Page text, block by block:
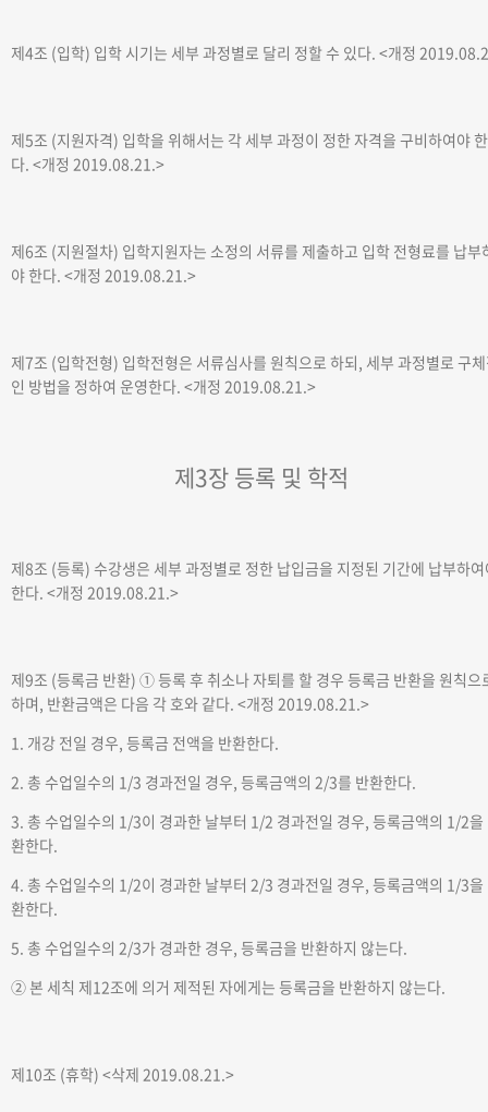
제4조 (입학) 입학 시기는 세부 과정별로 달리 정할 수 있다. <개정
제5조 (지원자격) 입학을 위해서는 각 세부 과정이 정한 자격을 구비하여야 한
다. <개정 2019.08.21.>
제6조 (지원절차) 입학지원자는 소정의 서류를 제출하고 입학 전형료를 납부
야 한다. <개정 2019.08.21.>
제7조 (입학전형) 입학전형은 서류심사를 원칙으로 하되, 세부 과정별로 구
인 방법을 정하여 운영한다. <개정 2019.08.21.>
제3장 등록 및 학적
제8조 (등록) 수강생은 세부 과정별로 정한 납입금을 지정된 기간에 납부하
한다. <개정 2019.08.21.>
제9조 (등록금 반환) ① 등록 후 취소나 자퇴를 할 경우 등록금 반환을 원칙으
하며, 반환금액은 다음 각 호와 같다. <개정 2019.08.21.>
1. 개강 전일 경우, 등록금 전액을 반환한다.
2. 총 수업일수의 1/3 경과전일 경우, 등록금액의 2/3를 반환한다.
3. 총 수업일수의 1/3이 경과한 날부터 1/2 경과전일 경우, 등록금액의 1/2을
환한다.
4. 총 수업일수의 1/2이 경과한 날부터 2/3 경과전일 경우, 등록금액의 1/3을
환한다.
5. 총 수업일수의 2/3가 경과한 경우, 등록금을 반환하지 않는다.
② 본 세칙 제12조에 의거 제적된 자에게는 등록금을 반환하지 않는다.
제10조 (휴학) <삭제 2019.08.21.>